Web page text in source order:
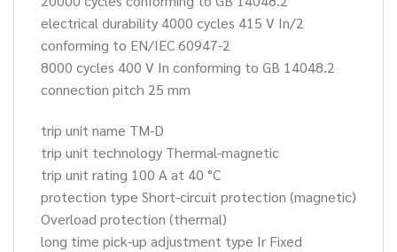
electrical durability 4000 cycles 415 V In/2
conforming to EN/IEC 60947-2
8000 cycles 400 V In conforming to GB 14048.2
connection pitch 25 mm
trip unit name TM-D
trip unit technology Thermal-magnetic
trip unit rating 100 A at 40 °C
protection type Short-circuit protection (magnetic)
Overload protection (thermal)
long time pick-up adjustment type Ir Fixed